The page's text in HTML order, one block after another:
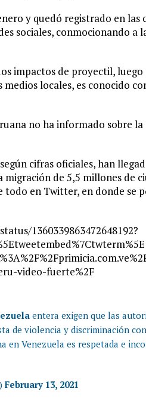
y quedó registrado en las
sociales, conmocionando a
impactos de proyectil,
locales, es conocido
no ha informado sobre
cifras oficiales, han
de 5,5 millones de
todo en Twitter, en donde se
1360339863472648192?
video-fuerte%2F
entera exigen que las
de violencia y discriminación
en Venezuela es respetada e
February 13, 2021